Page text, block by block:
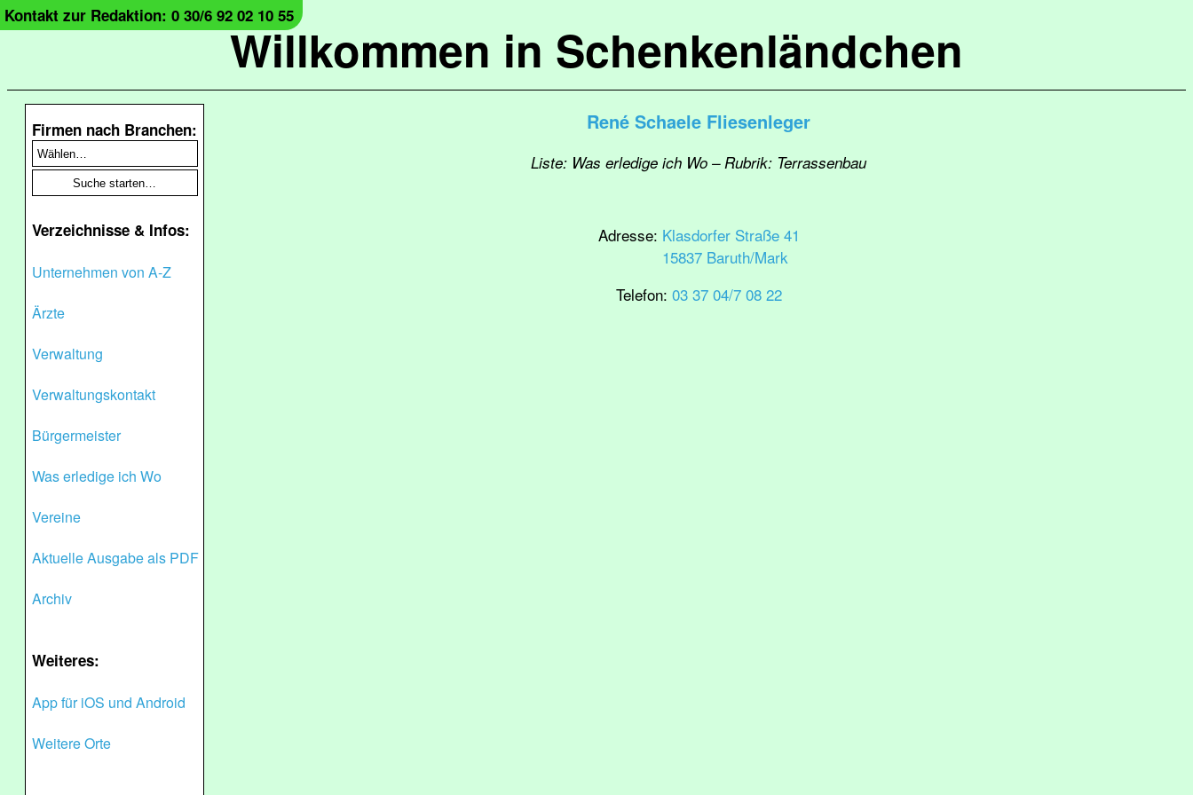
Willkommen in Schenkenländchen
Kontakt zur Redaktion: 0 30/6 92 02 10 55
Firmen nach Branchen:
Verzeichnisse & Infos:
Unternehmen von A-Z
Ärzte
Verwaltung
Verwaltungskontakt
Bürgermeister
Was erledige ich Wo
Vereine
Aktuelle Ausgabe als PDF
Archiv
Weiteres:
App für iOS und Android
Weitere Orte
René Schaele Fliesenleger
Liste: Was erledige ich Wo – Rubrik: Terrassenbau
Adresse: Klasdorfer Straße 41
15837 Baruth/Mark
Telefon: 03 37 04/7 08 22